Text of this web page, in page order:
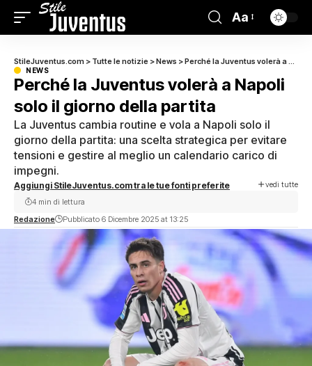
Aa
StileJuventus.com > Tutte le notizie >News >Perché la Juventus volerà a Napoli solo il giorno della partita
NEWS
Perché la Juventus volerà a Napoli
solo il giorno della partita
La Juventus cambia routine e vola a Napoli solo il
giorno della partita: una scelta strategica per evitare
tensioni e gestire al meglio un calendario carico di
impegni.
Aggiungi StileJuventus.com tra le tue fonti preferite vedi tutte
Redazione Pubblicato 6 Dicembre 2025 at 13:25
4 min di lettura